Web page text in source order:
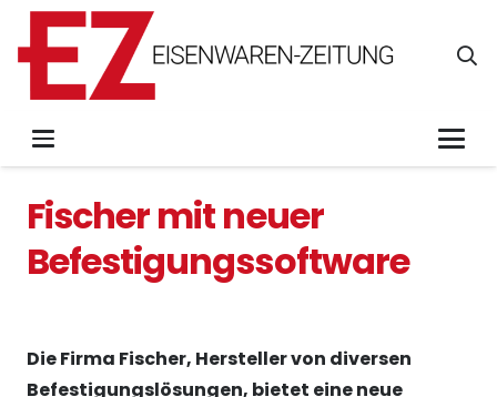
Fischer mit neuer
Befestigungssoftware
Die Firma Fischer, Hersteller von diversen
Befestigungslösungen, bietet eine neue